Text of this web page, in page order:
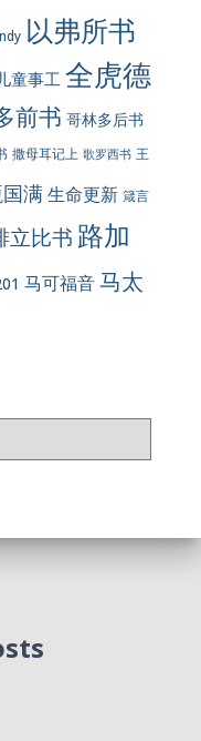
以弗所书
童事工 全虎德
前书 哥林多后书
撒母耳记上 歌罗西书 王
满生命更新 箴言
立比书 路加
马可福音马太